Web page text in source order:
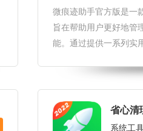
微痕迹助手官方版是一
旨在帮助用户更好地管
能。通过提供一系列实
保护隐私安全等，从而
省心清
系统工